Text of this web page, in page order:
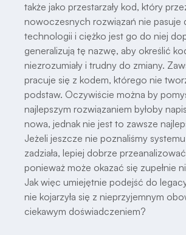
także jako przestarzały kod, który
nowoczesnych rozwiązań nie pasuje
technologii i ciężko jest go do niej
generalizują tę nazwę, aby określić
niezrozumiały i trudny do zmiany.
pracuje się z kodem, którego nie
podstaw. Oczywiście można by
najlepszym rozwiązaniem byłoby
nowa, jednak nie jest to zawsze
Jeżeli jeszcze nie poznaliśmy
zadziała, lepiej dobrze
ponieważ może okazać się zupełnie
Jak więc umiejętnie podejść do
nie kojarzyła się z nieprzyjemnym
ciekawym doświadczeniem?